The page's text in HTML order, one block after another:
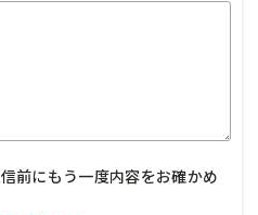
前にもう一度内容をお確かめ